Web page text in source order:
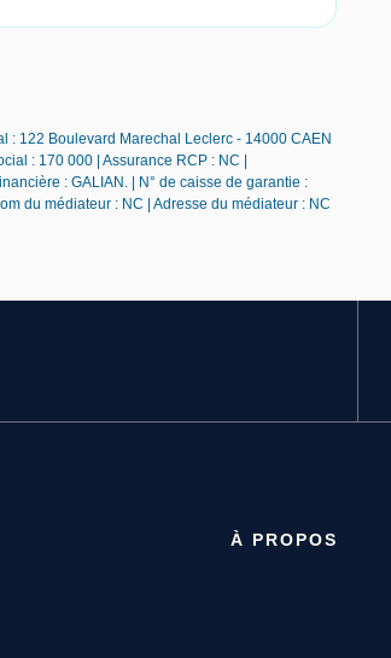
: 122 Boulevard Marechal Leclerc - 14000 CAEN
: 170 000 | Assurance RCP : NC |
: GALIAN. | N° de caisse de garantie :
du médiateur : NC | Adresse du médiateur : NC
À PROPOS